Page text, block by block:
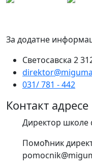
За додатне
Светосавска 2
031/ 781 - 442
Контакт адресе
Директор школе
Помоћник